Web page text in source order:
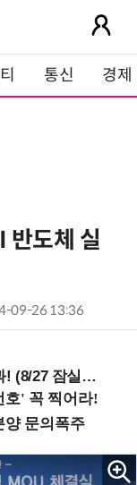
통신 경제
반도체 실
09-26 13:36
27 잠실역)